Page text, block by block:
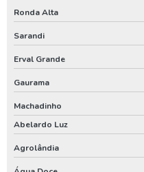
Manutenção de poço artesiano
Manutenção de poços tubulares
Manutenção de poços tubulares
Manutenção preventiva em
Manutenção preventiva poço
Orçamento para construção de
Orçamento para construir poço
Ronda Alta
Sarandi
Erval Grande
Gaurama
Machadinho
Abelardo Luz
Agrolândia